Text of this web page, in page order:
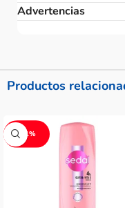
Advertencias
Productos
-11%